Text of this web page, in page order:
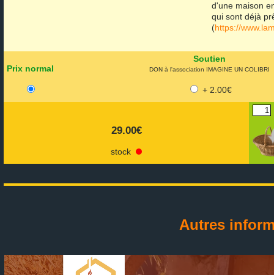
d'une maison
qui sont déjà
(https://
29.00€
stock
Prix normal
Soutien
DON à l'association IMAGINE UN COLIBRI
+ 2.00€
Autres